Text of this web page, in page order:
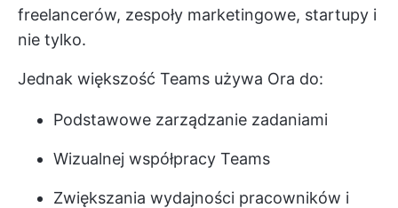
freelancerów, zespoły marketingowe, startupy i
nie tylko.
Jednak większość Teams używa Ora do:
Podstawowe zarządzanie zadaniami
Wizualnej współpracy Teams
Zwiększania wydajności pracowników i